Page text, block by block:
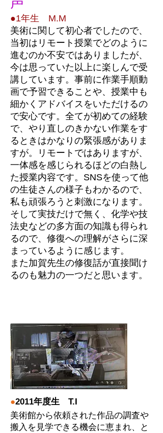
●1年生 M.M
美術に関して初心者でしたので、
当初はリモート授業でどのように
進むのか不安ではありましたが、
今は思っていた以上に楽しんで受
講しています。事前に作業手順動
画で予習できることや、授業中も
細かくアドバイスをいただけるの
で安心です。全てが初めての経験
で、やり直しのきかない作業をす
るときはかなりの緊張感がありま
すが。リモートではありますが、
一体感を感じられるほどの白熱し
た授業内容です。SNSを使って他
の生徒さんの様子もわかるので、
私も頑張ろうと刺激になります。
そして実技だけで無く、化学や技
法史などの多方面の知識も得られ
るので、修復への理解がさらに深
まっているように感じます。
また加賀先生の修復話が直接聞け
るのも魅力の一つだと思います。
●2011年度生 T.I
美術館から依頼された作品の調査や
搬入を見学できる機会に恵まれ、と